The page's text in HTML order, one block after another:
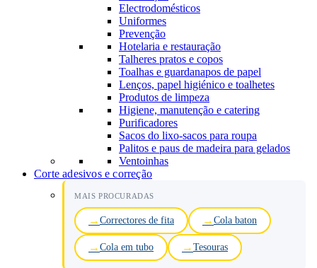
Electrodomésticos
Uniformes
Prevenção
Hotelaria e restauração
Talheres pratos e copos
Toalhas e guardanapos de papel
Lenços, papel higiénico e toalhetes
Produtos de limpeza
Higiene, manutenção e catering
Purificadores
Sacos do lixo-sacos para roupa
Palitos e paus de madeira para gelados
Ventoinhas
Corte adesivos e correção
MAIS PROCURADAS
Correctores de fita Cola baton
Cola em tubo Tesouras